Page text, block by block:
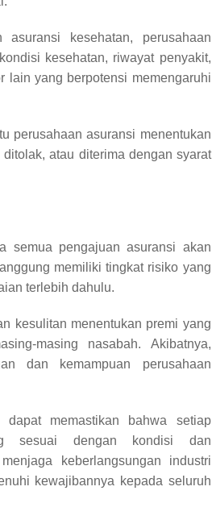
kesehatan, perusahaan
kesehatan, riwayat penyakit,
lain yang berpotensi memengaruhi
perusahaan asuransi menentukan
atau diterima dengan syarat
semua pengajuan asuransi akan
memiliki tingkat risiko yang
terlebih dahulu.
kesulitan menentukan premi yang
masing nasabah. Akibatnya,
dan kemampuan perusahaan
dapat memastikan bahwa setiap
sesuai dengan kondisi dan
keberlangsungan industri
kewajibannya kepada seluruh